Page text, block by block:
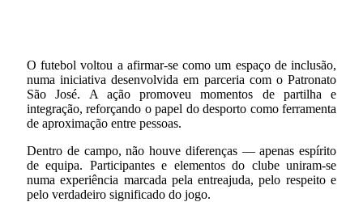
O futebol voltou a afirmar-se como um espaço de inclusão,
numa iniciativa desenvolvida em parceria com o Patronato
São José. A ação promoveu momentos de partilha e
integração, reforçando o papel do desporto como ferramenta
de aproximação entre pessoas.
Dentro de campo, não houve diferenças — apenas espírito
de equipa. Participantes e elementos do clube uniram-se
numa experiência marcada pela entreajuda, pelo respeito e
pelo verdadeiro significado do jogo.